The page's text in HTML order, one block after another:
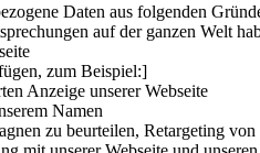
Daten aus folgenden
auf der ganzen Welt
zum Beispiel:]
Anzeige unserer Webseite
Namen
zu beurteilen, Retargeting von